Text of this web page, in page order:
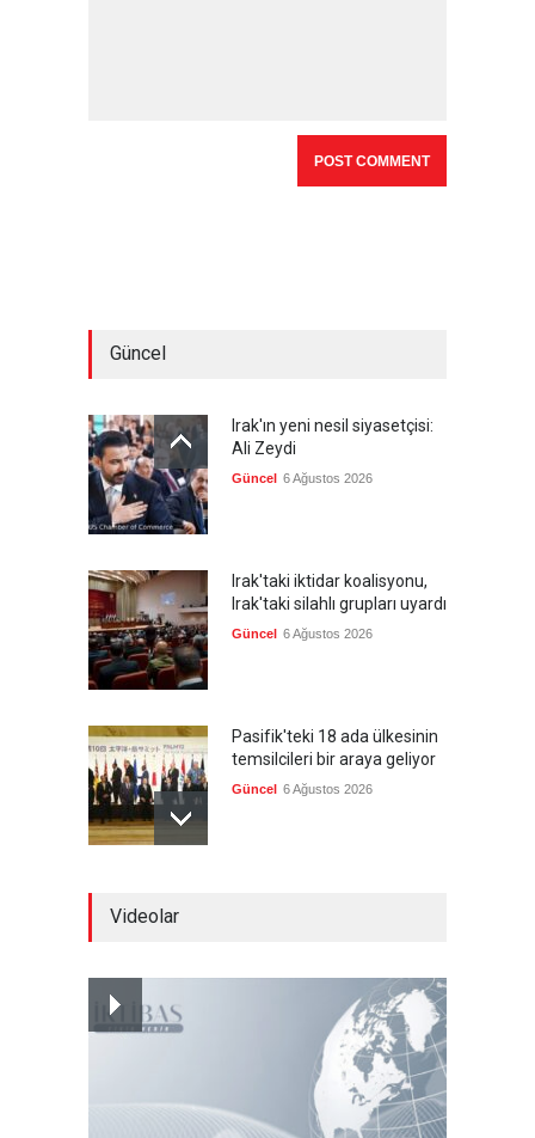
Güncel
Irak'ın yeni nesil siyasetçisi:
Ali Zeydi
Güncel 6 Ağustos 2026
Irak'taki iktidar koalisyonu,
Irak'taki silahlı grupları uyardı
Güncel 6 Ağustos 2026
Pasifik'teki 18 ada ülkesinin
temsilcileri bir araya geliyor
Güncel 6 Ağustos 2026
Japonya, nükleer silah
karşıtlığını teyid etmedi
6 Ağustos 2026
Videolar